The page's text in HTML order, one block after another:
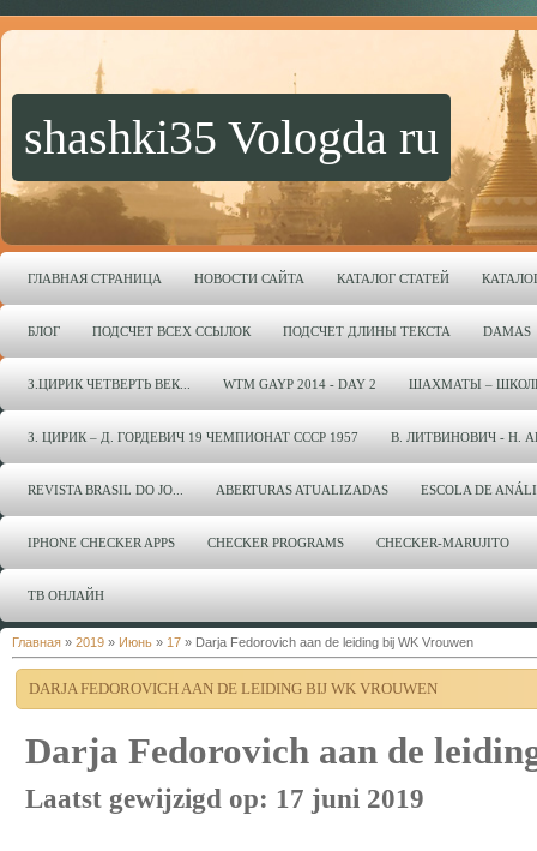
shashki35 Vologda ru
ГЛАВНАЯ СТРАНИЦА НОВОСТИ САЙТА КАТАЛОГ СТАТЕЙ
БЛОГ ПОДСЧЕТ ВСЕХ ССЫЛОК ПОДСЧЕТ ДЛИНЫ ТЕКСТА DAMAS
З.ЦИРИК ЧЕТВЕРТЬ ВЕК... WTM GAYP 2014 - DAY 2 ШАХМАТЫ –
З. ЦИРИК – Д. ГОРДЕВИЧ 19 ЧЕМПИОНАТ СССР 1957 В. ЛИТВИНОВИЧ - Н.
REVISTA BRASIL DO JO... ABERTURAS ATUALIZADAS ESCOLA DE
IPHONE CHECKER APPS CHECKER PROGRAMS CHECKER-MARUJITO
ТВ ОНЛАЙН
Главная » 2019 » Июнь » 17 » Darja Fedorovich aan de leiding bij WK Vrouwen
DARJA FEDOROVICH AAN DE LEIDING BIJ WK VROUWEN
Darja Fedorovich aan de
Laatst gewijzigd op: 17 juni 2019